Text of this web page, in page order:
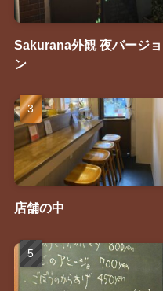
Sakurana外観 夜バージョ
ン
店舗の中